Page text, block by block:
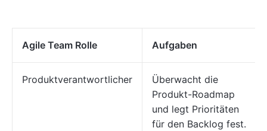
Agile Team Rolle Aufgaben
Produktverantwortlicher
Überwacht die
Produkt-Roadmap
und legt Prioritäten
für den Backlog fest.